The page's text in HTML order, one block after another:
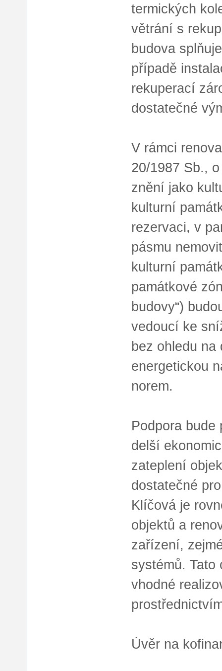
termických
větrání s
budova
případě
rekuperací
dostatečné
V rámci
20/1987 Sb.,
znění jako
kulturní
rezervaci, v
pásmu
kulturní
památkové
budovy“)
vedoucí ke
bez ohledu na
energetickou
norem.
Podpora bude
delší
zateplení
dostatečné
Klíčová je
objektů a
zařízení,
systémů.
vhodné
Úvěr na